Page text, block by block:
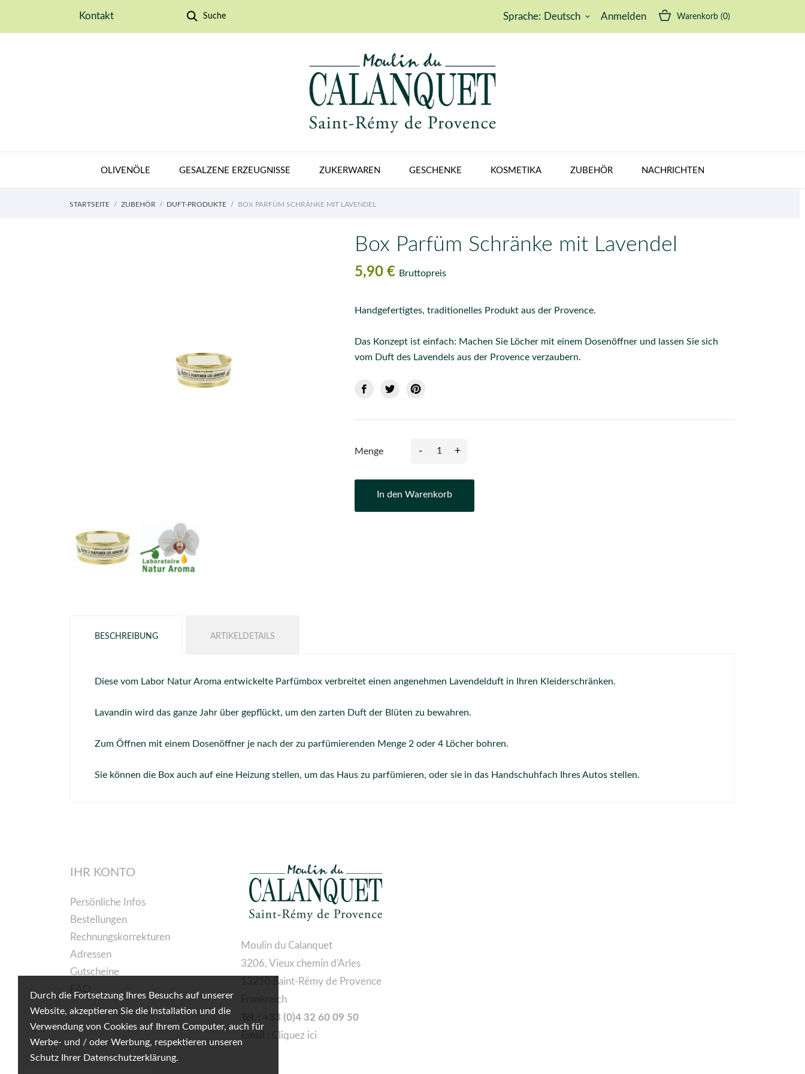
Durch die Fortsetzung Ihres Besuchs auf unserer
Website, akzeptieren Sie die Installation und die
Verwendung von Cookies auf Ihrem Computer, auch für
Werbe- und / oder Werbung, respektieren unseren
Schutz Ihrer Datenschutzerklärung.
Kontakt Suche Sprache: Deutsch keyboard_arrow_down Anmelden Warenkorb (0)
OLIVENÖLE GESALZENE ERZEUGNISSE ZUKERWAREN GESCHENKE KOSMETIKA ZUBEHÖR NACHRICHTEN
STARTSEITE ZUBEHÖR DUFT-PRODUKTE BOX PARFÜM SCHRÄNKE MIT LAVENDEL
Box Parfüm Schränke mit Lavendel
5,90 € Bruttopreis
Handgefertigtes, traditionelles Produkt aus der Provence.
Das Konzept ist einfach: Machen Sie Löcher mit einem Dosenöffner und lassen Sie sich
vom Duft des Lavendels aus der Provence verzaubern.
Menge - +
In den Warenkorb
BESCHREIBUNG ARTIKELDETAILS
Diese vom Labor Natur Aroma entwickelte Parfümbox verbreitet einen angenehmen Lavendelduft in Ihren Kleiderschränken.
Lavandin wird das ganze Jahr über gepflückt, um den zarten Duft der Blüten zu bewahren.
Zum Öffnen mit einem Dosenöffner je nach der zu parfümierenden Menge 2 oder 4 Löcher bohren.
Sie können die Box auch auf eine Heizung stellen, um das Haus zu parfümieren, oder sie in das Handschuhfach Ihres Autos stellen.
IHR KONTO
Persönliche Infos
Bestellungen
Rechnungskorrekturen
Adressen
Gutscheine
Moulin du Calanquet
3206, Vieux chemin d'Arles
13210 Saint-Rémy de Provence
Frankreich
Tél. : +33 (0)4 32 60 09 50
Cliquez ici